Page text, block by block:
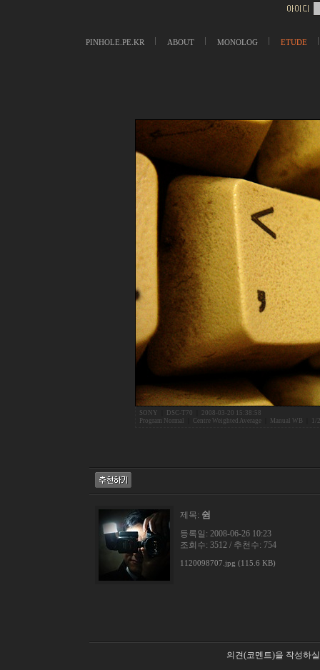
PINHOLE.PE.KR ABOUT MONOLOG ETUDE
SONY DSC-T70
2008-03-20 15:38:58
Program Normal
Centre Weighted Average Manual WB 1/
제목: 쉼
등록일: 2008-06-26 10:23
조회수: 3512 / 추천수: 754
1120098707.jpg (115.6 KB)
의견(코멘트)을 작성하